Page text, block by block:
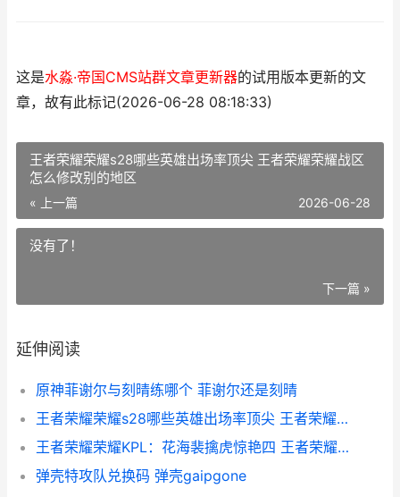
这是水淼·帝国CMS站群文章更新器的试用版本更新的文
章，故有此标记(2026-06-28 08:18:33)
王者荣耀荣耀s28哪些英雄出场率顶尖 王者荣耀荣耀战区
怎么修改别的地区
« 上一篇 2026-06-28
没有了！
下一篇 »
延伸阅读
原神菲谢尔与刻晴练哪个 菲谢尔还是刻晴
王者荣耀荣耀s28哪些英雄出场率顶尖 王者荣耀荣耀战区怎么修改别的地区
王者荣耀荣耀KPL：花海裴擒虎惊艳四 王者荣耀荣耀水晶保底多少
弹壳特攻队兑换码 弹壳gaipgone